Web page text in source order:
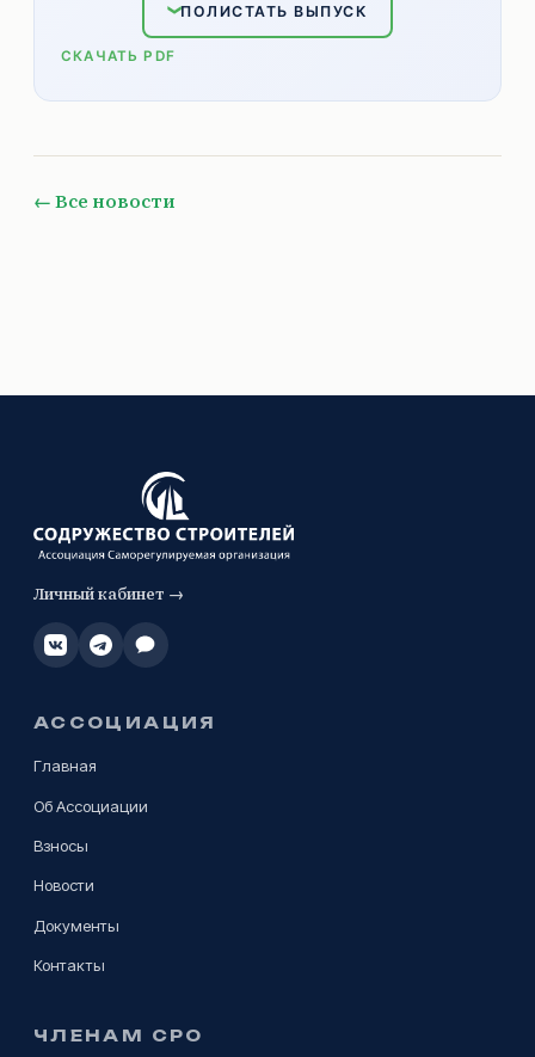
ПОЛИСТАТЬ ВЫПУСК
СКАЧАТЬ PDF
← Все новости
Личный кабинет →
АССОЦИАЦИЯ
Главная
Об Ассоциации
Взносы
Новости
Документы
Контакты
ЧЛЕНАМ СРО